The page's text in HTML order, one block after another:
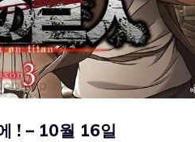
! – 10월 16일